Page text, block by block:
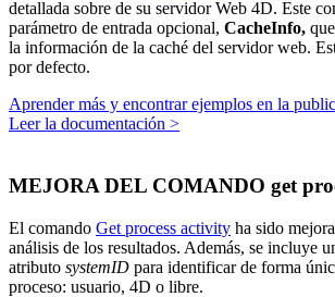
detallada sobre de su servidor Web 4D. Este
parámetro de entrada opcional, CacheInfo,
la información de la caché del servidor web.
por defecto.
Aprender más y encontrar ejemplos en la
Leer la documentación >
MEJORA DEL COMANDO get
El comando Get process activity ha sido
análisis de los resultados. Además, se incluye
atributo systemID para identificar de forma
proceso: usuario, 4D o libre.